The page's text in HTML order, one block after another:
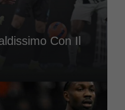
Con Il